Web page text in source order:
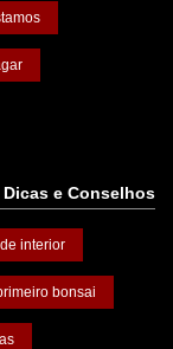
Dicas e Conselhos
interior
bonsai